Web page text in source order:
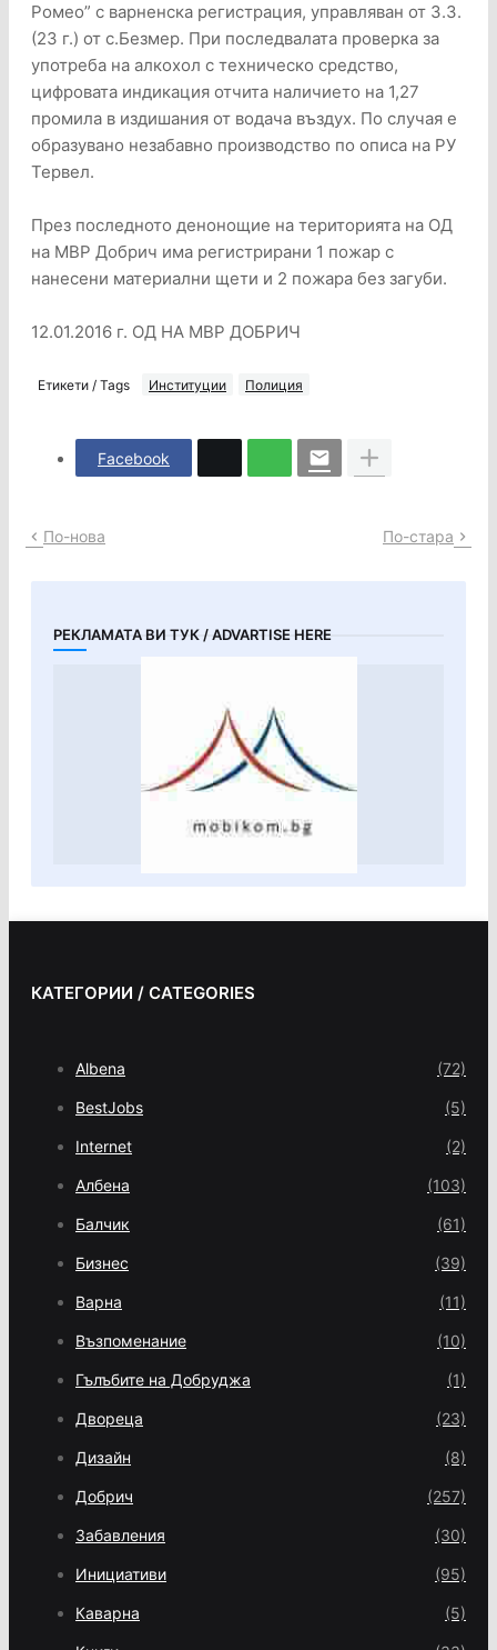
Ромео” с варненска регистрация, управляван от З.З.
(23 г.) от с.Безмер. При последвалата проверка за
употреба на алкохол с техническо средство,
цифровата индикация отчита наличието на 1,27
промила в издишания от водача въздух. По случая е
образувано незабавно производство по описа на РУ
Тервел.
През последното денонощие на територията на ОД
на МВР Добрич има регистрирани 1 пожар с
нанесени материални щети и 2 пожара без загуби.
12.01.2016 г. ОД НА МВР ДОБРИЧ
Етикети / Tags Институции Полиция
Facebook
По-нова По-стара
РЕКЛАМАТА ВИ ТУК / ADVARTISE HERE
КАТЕГОРИИ / CATEGORIES
Albena (72)
BestJobs (5)
Internet (2)
Албена (103)
Балчик (61)
Бизнес (39)
Варна (11)
Възпоменание (10)
Гълъбите на Добруджа (1)
Двореца (23)
Дизайн (8)
Добрич (257)
Забавления (30)
Инициативи (95)
Каварна (5)